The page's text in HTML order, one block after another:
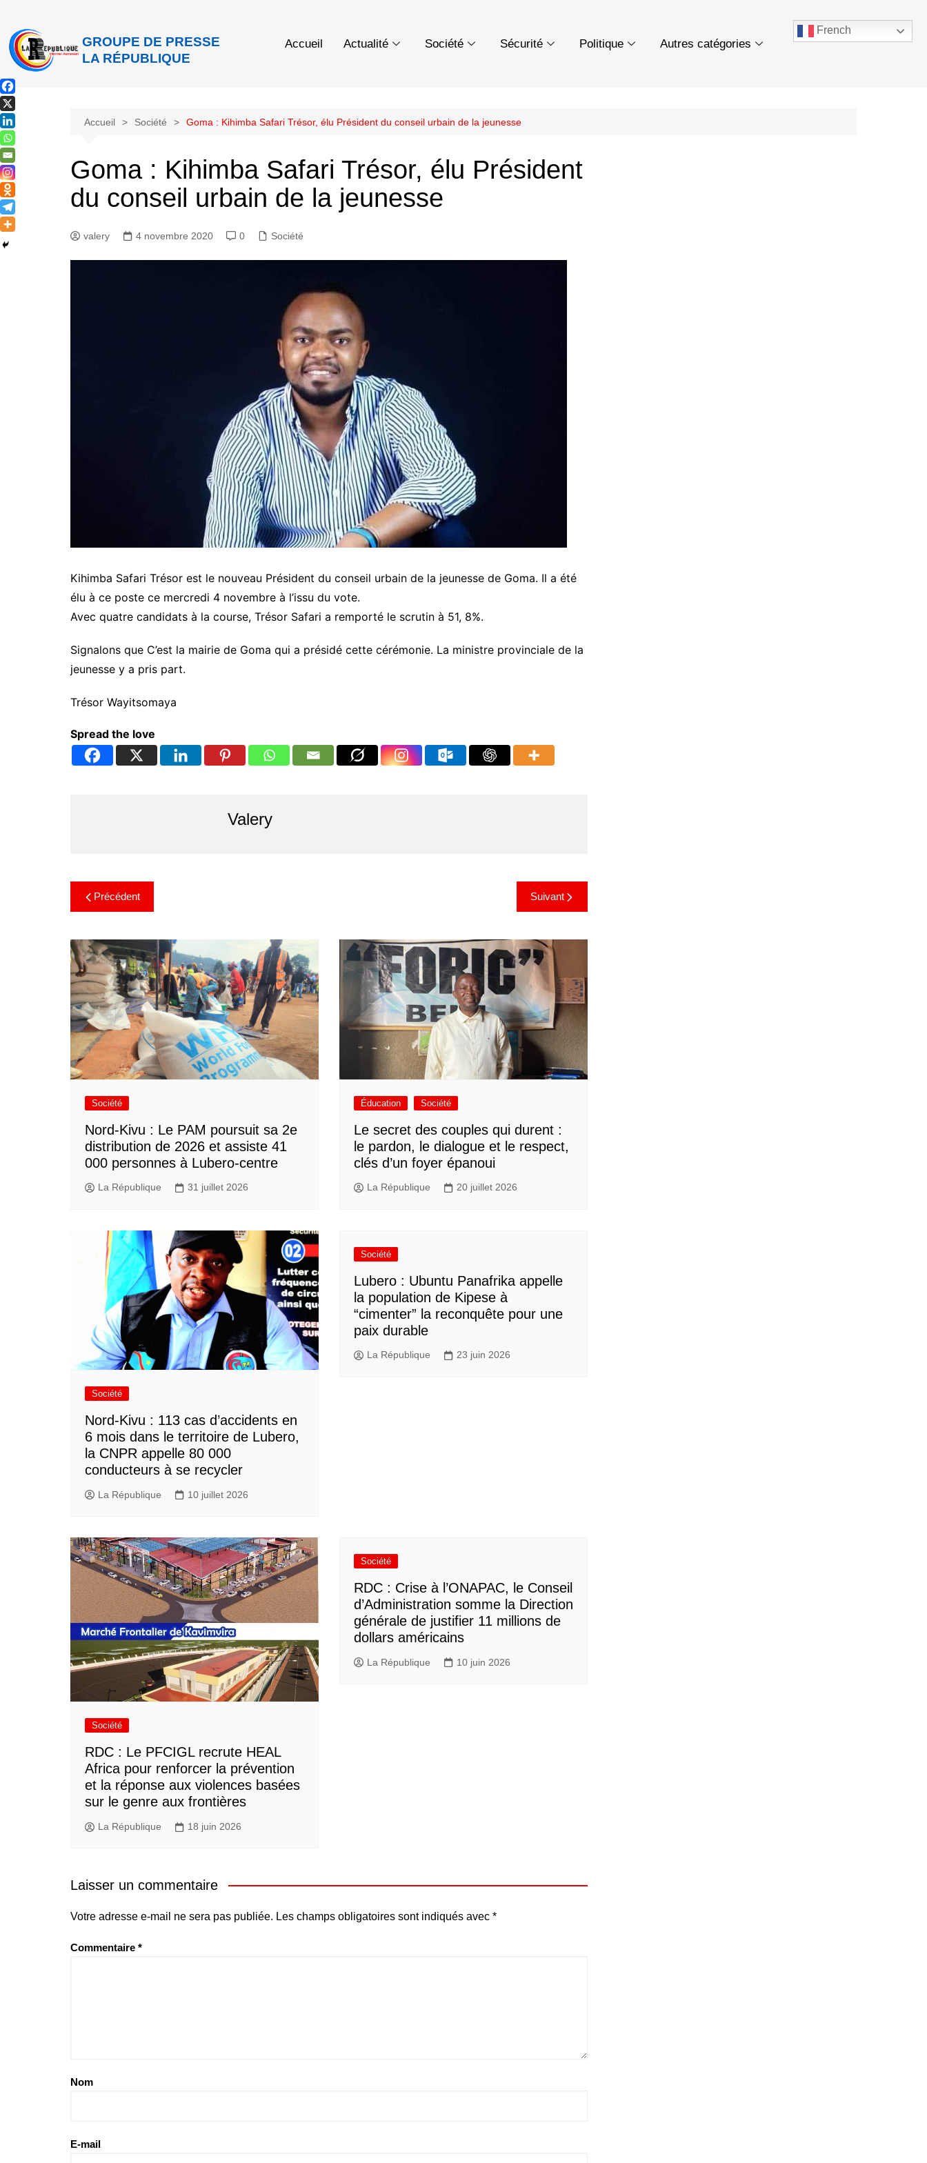
GROUPE DE PRESSE
LA RÉPUBLIQUE
Accueil Actualité Société Sécurité Politique Autres catégories
French
Accueil Société Goma : Kihimba Safari Trésor, élu Président du conseil urbain de la jeunesse
Goma : Kihimba Safari Trésor, élu Président
du conseil urbain de la jeunesse
valery 4 novembre 2020 0 Société
Kihimba Safari Trésor est le nouveau Président du conseil urbain de la jeunesse de Goma. Il a été
élu à ce poste ce mercredi 4 novembre à l’issu du vote.
Avec quatre candidats à la course, Trésor Safari a remporté le scrutin à 51, 8%.
Signalons que C’est la mairie de Goma qui a présidé cette cérémonie. La ministre provinciale de la
jeunesse y a pris part.
Trésor Wayitsomaya
Spread the love
Valery
Précédent Suivant
Société
Nord-Kivu : Le PAM poursuit sa 2e
distribution de 2026 et assiste 41
000 personnes à Lubero-centre
La République 31 juillet 2026
Éducation Société
Le secret des couples qui durent :
le pardon, le dialogue et le respect,
clés d’un foyer épanoui
La République 20 juillet 2026
Société
Nord-Kivu : 113 cas d’accidents en
6 mois dans le territoire de Lubero,
la CNPR appelle 80 000
conducteurs à se recycler
La République 10 juillet 2026
Société
Lubero : Ubuntu Panafrika appelle
la population de Kipese à
“cimenter” la reconquête pour une
paix durable
La République 23 juin 2026
Société
RDC : Le PFCIGL recrute HEAL
Africa pour renforcer la prévention
et la réponse aux violences basées
sur le genre aux frontières
La République 18 juin 2026
Société
RDC : Crise à l’ONAPAC, le Conseil
d’Administration somme la Direction
générale de justifier 11 millions de
dollars américains
La République 10 juin 2026
Laisser un commentaire
Votre adresse e-mail ne sera pas publiée. Les champs obligatoires sont indiqués avec *
Commentaire *
Nom
E-mail